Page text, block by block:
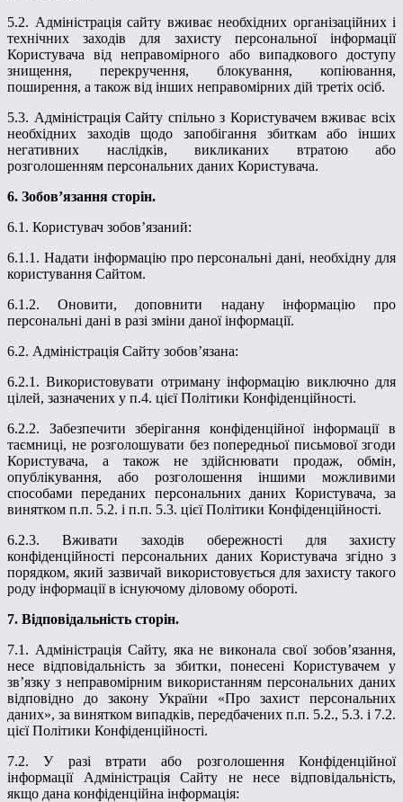
5.2. Адміністрація сайту вживає необхідних організаційних і
технічних заходів для захисту персональної інформації
Користувача від неправомірного або випадкового доступу
знищення, перекручення, блокування, копіювання,
поширення, а також від інших неправомірних дій третіх осіб.
5.3. Адміністрація Сайту спільно з Користувачем вживає всіх
необхідних заходів щодо запобігання збиткам або інших
негативних наслідків, викликаних втратою або
розголошенням персональних даних Користувача.
6. Зобов’язання сторін.
6.1. Користувач зобов’язаний:
6.1.1. Надати інформацію про персональні дані, необхідну для
користування Сайтом.
6.1.2. Оновити, доповнити надану інформацію про
персональні дані в разі зміни даної інформації.
6.2. Адміністрація Сайту зобов’язана:
6.2.1. Використовувати отриману інформацію виключно для
цілей, зазначених у п.4. цієї Політики Конфіденційності.
6.2.2. Забезпечити зберігання конфіденційної інформації в
таємниці, не розголошувати без попередньої письмової згоди
Користувача, а також не здійснювати продаж, обмін,
опублікування, або розголошення іншими можливими
способами переданих персональних даних Користувача, за
винятком п.п. 5.2. і п.п. 5.3. цієї Політики Конфіденційності.
6.2.3. Вживати заходів обережності для захисту
конфіденційності персональних даних Користувача згідно з
порядком, який зазвичай використовується для захисту такого
роду інформації в існуючому діловому обороті.
7. Відповідальність сторін.
7.1. Адміністрація Сайту, яка не виконала свої зобов’язання,
несе відповідальність за збитки, понесені Користувачем у
зв’язку з неправомірним використанням персональних даних
відповідно до закону України «Про захист персональних
даних», за винятком випадків, передбачених п.п. 5.2., 5.3. і 7.2.
цієї Політики Конфіденційності.
7.2. У разі втрати або розголошення Конфіденційної
інформації Адміністрація Сайту не несе відповідальність,
якщо дана конфіденційна інформація: